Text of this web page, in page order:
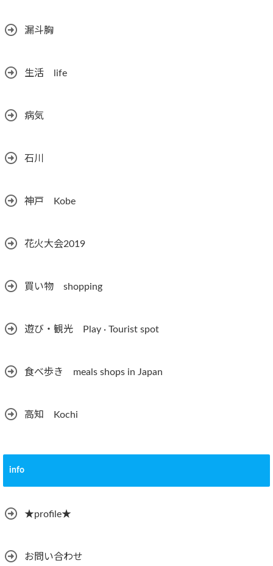
漏斗胸
生活 life
病気
石川
神戸 Kobe
花火大会2019
買い物 shopping
遊び・観光 Play · Tourist spot
食べ歩き meals shops in Japan
高知 Kochi
info
★profile★
お問い合わせ